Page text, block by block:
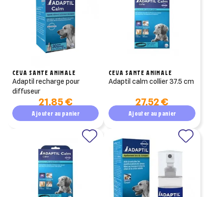
CEVA SANTE ANIMALE
adaptil recharge pour
diffuseur
21,85 €
Ajouter au panier
CEVA SANTE ANIMALE
adaptil calm collier 37.5 cm
27,52 €
Ajouter au panier